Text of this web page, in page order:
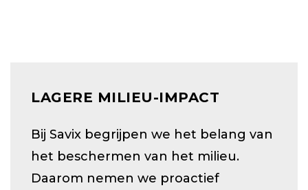
LAGERE MILIEU-IMPACT
Bij Savix begrijpen we het belang van
het beschermen van het milieu.
Daarom nemen we proactief